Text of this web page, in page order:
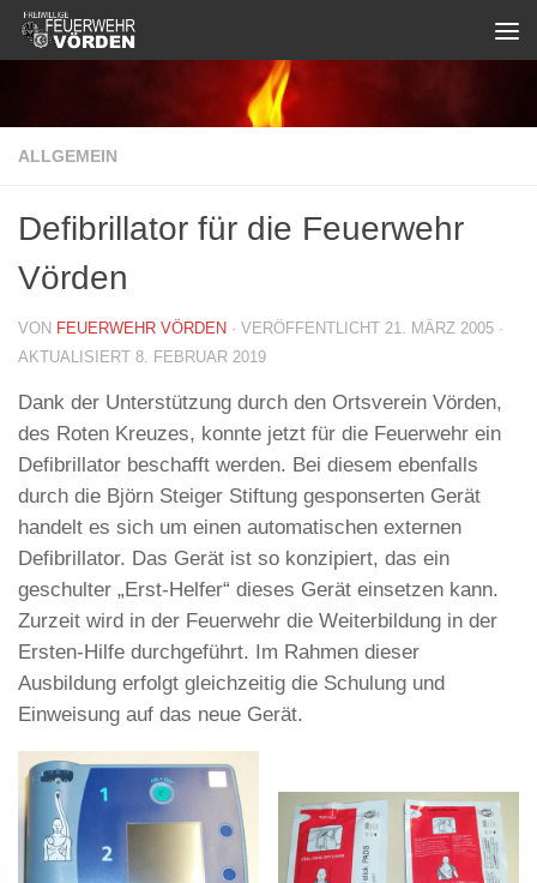
Zum Inhalt springen
ALLGEMEIN
Defibrillator für die Feuerwehr
Vörden
VON FEUERWEHR VÖRDEN · VERÖFFENTLICHT 21. MÄRZ 2005 ·
AKTUALISIERT 8. FEBRUAR 2019
Dank der Unterstützung durch den Ortsverein Vörden,
des Roten Kreuzes, konnte jetzt für die Feuerwehr ein
Defibrillator beschafft werden. Bei diesem ebenfalls
durch die Björn Steiger Stiftung gesponserten Gerät
handelt es sich um einen automatischen externen
Defibrillator. Das Gerät ist so konzipiert, das ein
geschulter „Erst-Helfer“ dieses Gerät einsetzen kann.
Zurzeit wird in der Feuerwehr die Weiterbildung in der
Ersten-Hilfe durchgeführt. Im Rahmen dieser
Ausbildung erfolgt gleichzeitig die Schulung und
Einweisung auf das neue Gerät.